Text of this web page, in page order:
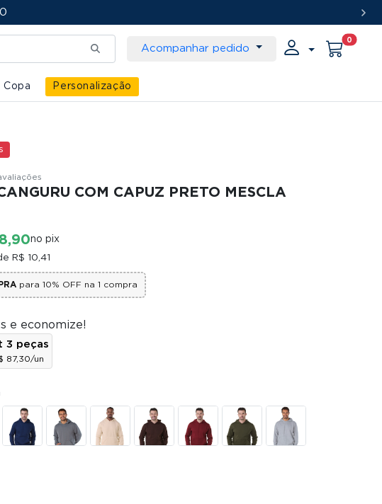
Acompanhar pedido
0
Copa Personalização
COM CAPUZ PRETO MESCLA
no pix
R$ 10,41
para 10% OFF na 1 compra
e economize!
3 peças
87,30/un